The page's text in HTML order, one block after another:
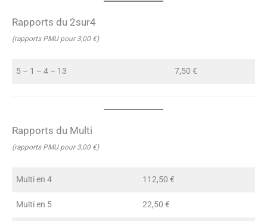
Rapports du 2sur4
(rapports PMU pour 3,00 €)
5 – 1 – 4 – 13 7,50 €
Rapports du Multi
(rapports PMU pour 3,00 €)
Multi en 4 112,50 €
Multi en 5 22,50 €